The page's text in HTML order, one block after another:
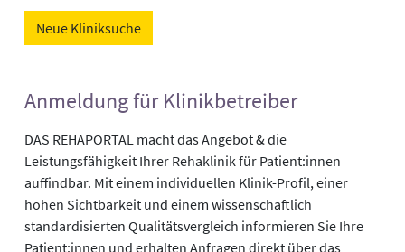
Neue Kliniksuche
Anmeldung für Klinikbetreiber
DAS REHAPORTAL macht das Angebot & die
Leistungsfähigkeit Ihrer Rehaklinik für Patient:innen
auffindbar. Mit einem individuellen Klinik-Profil, einer
hohen Sichtbarkeit und einem wissenschaftlich
standardisierten Qualitätsvergleich informieren Sie Ihre
Patient:innen und erhalten Anfragen direkt über das